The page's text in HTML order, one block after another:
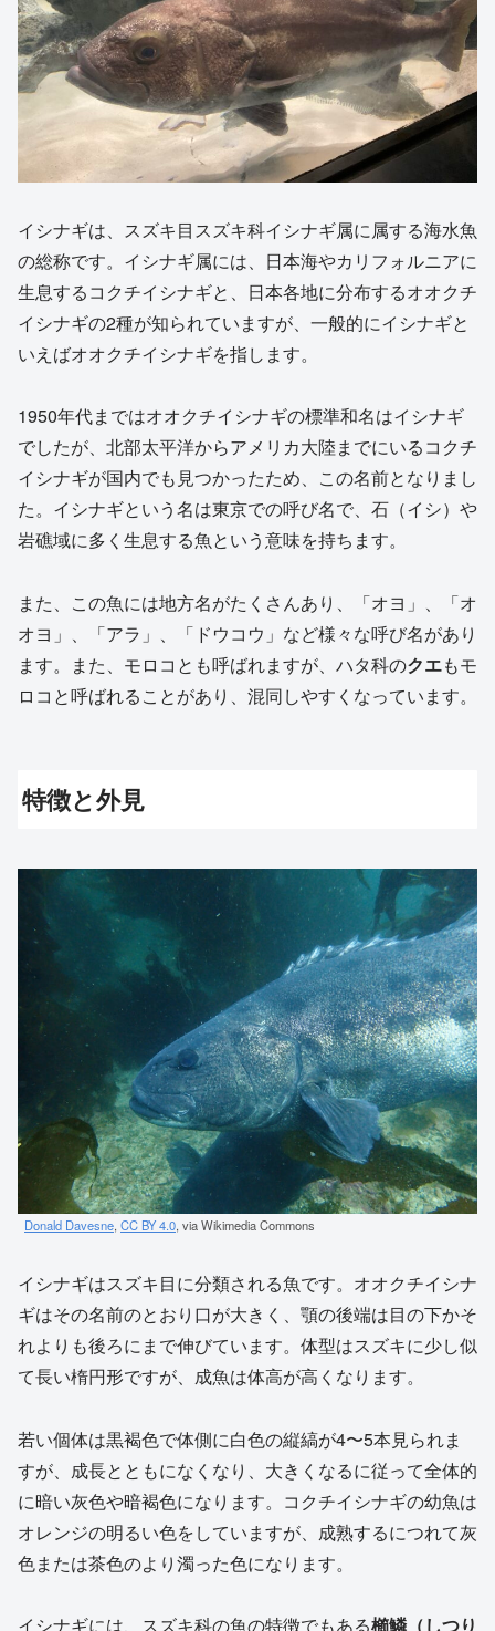
イシナギは、スズキ目スズキ科イシナギ属に属する海水魚
の総称です。イシナギ属には、日本海やカリフォルニアに
生息するコクチイシナギと、日本各地に分布するオオクチ
イシナギの2種が知られていますが、一般的にイシナギと
いえばオオクチイシナギを指します。
1950年代まではオオクチイシナギの標準和名はイシナギ
でしたが、北部太平洋からアメリカ大陸までにいるコクチ
イシナギが国内でも見つかったため、この名前となりまし
た。イシナギという名は東京での呼び名で、石（イシ）や
岩礁域に多く生息する魚という意味を持ちます。
また、この魚には地方名がたくさんあり、「オヨ」、「オ
オヨ」、「アラ」、「ドウコウ」など様々な呼び名があり
ます。また、モロコとも呼ばれますが、ハタ科のクエもモ
ロコと呼ばれることがあり、混同しやすくなっています。
特徴と外見
Donald Davesne, CC BY 4.0, via Wikimedia Commons
イシナギはスズキ目に分類される魚です。オオクチイシナ
ギはその名前のとおり口が大きく、顎の後端は目の下かそ
れよりも後ろにまで伸びています。体型はスズキに少し似
て長い楕円形ですが、成魚は体高が高くなります。
若い個体は黒褐色で体側に白色の縦縞が4〜5本見られま
すが、成長とともになくなり、大きくなるに従って全体的
に暗い灰色や暗褐色になります。コクチイシナギの幼魚は
オレンジの明るい色をしていますが、成熟するにつれて灰
色または茶色のより濁った色になります。
イシナギには、スズキ科の魚の特徴でもある櫛鱗（しつり